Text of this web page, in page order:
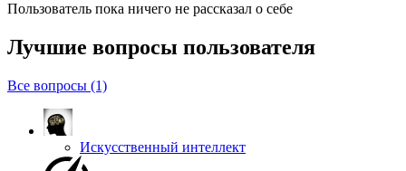
Пользователь пока ничего не рассказал о себе
Лучшие вопросы пользователя
Все вопросы (1)
Искусственный интеллект